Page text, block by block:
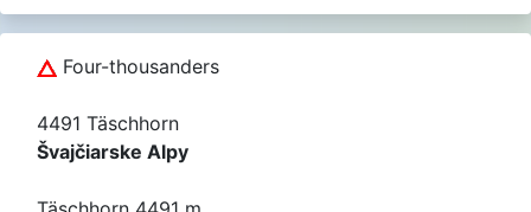
Four-thousanders
4491 Täschhorn
Švajčiarske Alpy